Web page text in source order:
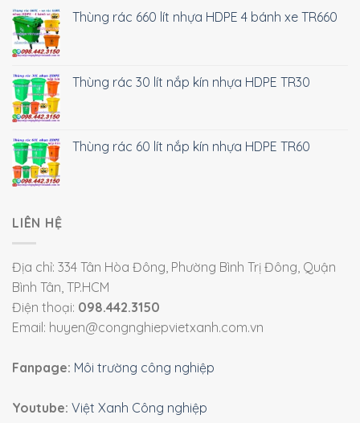
Thùng rác 660 lít nhựa HDPE 4 bánh xe TR660
Thùng rác 30 lít nắp kín nhựa HDPE TR30
Thùng rác 60 lít nắp kín nhựa HDPE TR60
LIÊN HỆ
Địa chỉ: 334 Tân Hòa Đông, Phường Bình Trị Đông, Quận
Bình Tân, TP.HCM
Điện thoại: 098.442.3150
Email: huyen@congnghiepvietxanh.com.vn
Fanpage: Môi trường công nghiệp
Youtube: Việt Xanh Công nghiệp